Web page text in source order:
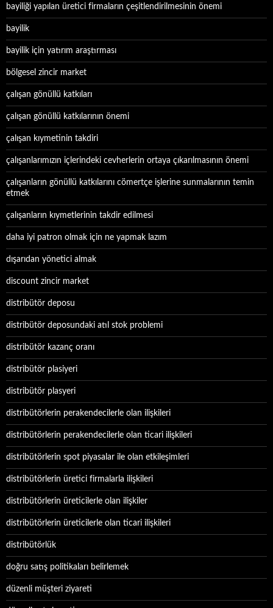
bayiliği yapılan üretici firmaların çeşitlendirilmesinin önemi
bayilik
bayilik için yatırım araştırması
bölgesel zincir market
çalışan gönüllü katkıları
çalışan gönüllü katkılarının önemi
çalışan kıymetinin takdiri
çalışanlarımızın içlerindeki cevherlerin ortaya çıkarılmasının önemi
çalışanların gönüllü katkılarını cömertçe işlerine sunmalarının temin
etmek
çalışanların kıymetlerinin takdir edilmesi
daha iyi patron olmak için ne yapmak lazım
dışarıdan yönetici almak
discount zincir market
distribütör deposu
distribütör deposundaki atıl stok problemi
distribütör kazanç oranı
distribütör plasiyeri
distribütör plasyeri
distribütörlerin perakendecilerle olan ilişkileri
distribütörlerin perakendecilerle olan ticari ilişkileri
distribütörlerin spot piyasalar ile olan etkileşimleri
distribütörlerin üretici firmalarla ilişkileri
distribütörlerin üreticilerle olan ilişkiler
distribütörlerin üreticilerle olan ticari ilişkileri
distribütörlük
doğru satış politikaları belirlemek
düzenli müşteri ziyareti